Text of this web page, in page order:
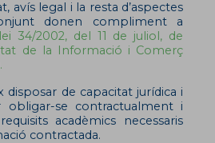
avís legal i la resta d’aspectes
donen compliment a
34/2002, del 11 de juliol, de
de la Informació i Comerç
disposar de capacitat jurídica i
obligar-se contractualment i
acadèmics necessaris
contractada.